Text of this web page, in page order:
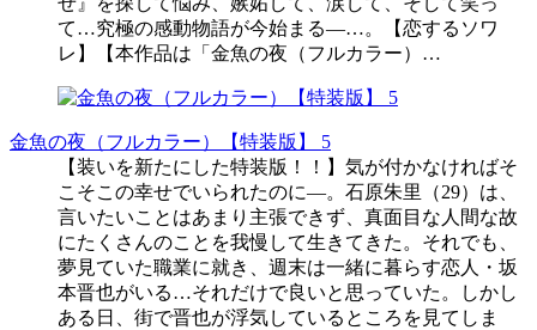
て…究極の感動物語が今始まる―…。【恋するソワ
レ】【本作品は「金魚の夜（フルカラー）…
金魚の夜（フルカラー）【特装版】 5
【装いを新たにした特装版！！】気が付かなければそ
こそこの幸せでいられたのに―。石原朱里（29）は、
言いたいことはあまり主張できず、真面目な人間な故
にたくさんのことを我慢して生きてきた。それでも、
夢見ていた職業に就き、週末は一緒に暮らす恋人・坂
本晋也がいる…それだけで良いと思っていた。しかし
ある日、街で晋也が浮気しているところを見てしま